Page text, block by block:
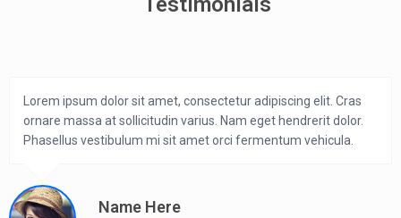
Lorem ipsum dolor sit amet, consectetur adipiscing elit. Cras
ornare massa at sollicitudin varius. Nam eget hendrerit dolor.
Phasellus vestibulum mi sit amet orci fermentum vehicula.
Name Here